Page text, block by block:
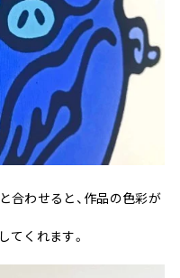
合わせると、作品の色彩が
てくれます。